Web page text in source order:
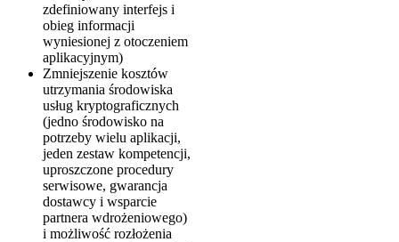
zdefiniowany interfejs i
obieg informacji
wyniesionej z otoczeniem
aplikacyjnym)
Zmniejszenie kosztów
utrzymania środowiska
usług kryptograficznych
(jedno środowisko na
potrzeby wielu aplikacji,
jeden zestaw kompetencji,
uproszczone procedury
serwisowe, gwarancja
dostawcy i wsparcie
partnera wdrożeniowego)
i możliwość rozłożenia